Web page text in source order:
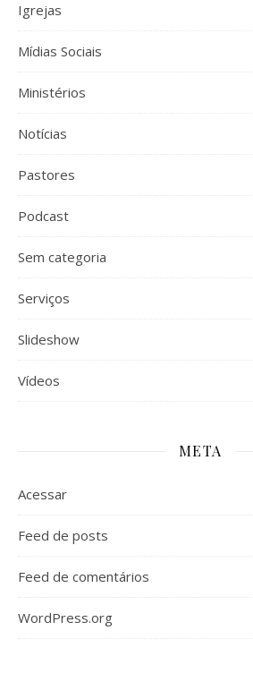
Igrejas
Mídias Sociais
Ministérios
Notícias
Pastores
Podcast
Sem categoria
Serviços
Slideshow
Vídeos
META
Acessar
Feed de posts
Feed de comentários
WordPress.org